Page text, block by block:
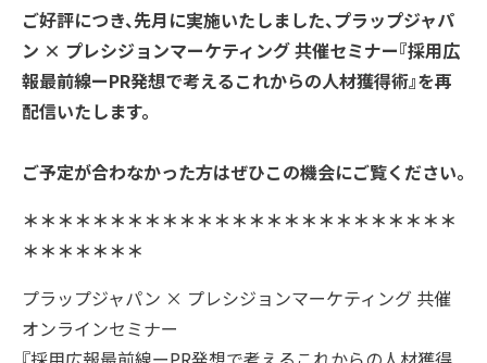
沿革
コーポレートガバナンス
プラップジャパンの書籍
ご好評につき、先月に実施いたしました、プラップジャパ
ン × プレシジョンマーケティング 共催セミナー『採用広
報最前線ーPR発想で考えるこれからの人材獲得術』を再
配信いたします。
ご予定が合わなかった方はぜひこの機会にご覧ください。
＊＊＊＊＊＊＊＊＊＊＊＊＊＊＊＊＊＊＊＊＊＊＊＊＊
＊＊＊＊＊＊＊
プラップジャパン × プレシジョンマーケティング 共催
オンラインセミナー